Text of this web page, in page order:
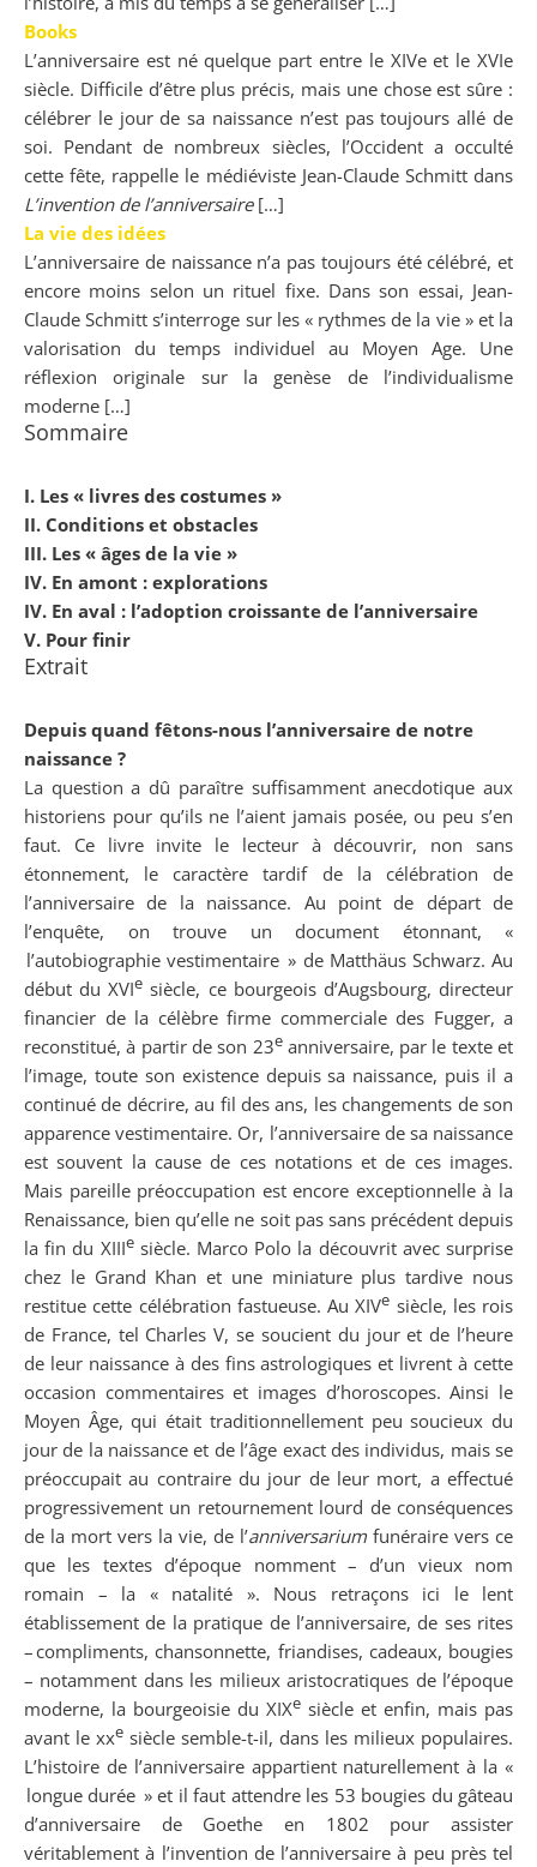
Books
L’anniversaire est né quelque part entre le XIVe et le XVIe
siècle. Difficile d’être plus précis, mais une chose est sûre :
célébrer le jour de sa naissance n’est pas toujours allé de
soi. Pendant de nombreux siècles, l’Occident a occulté
cette fête, rappelle le médiéviste Jean-Claude Schmitt dans
L’invention de l’anniversaire […]
La vie des idées
L’anniversaire de naissance n’a pas toujours été célébré, et
encore moins selon un rituel fixe. Dans son essai, Jean-
Claude Schmitt s’interroge sur les « rythmes de la vie » et la
valorisation du temps individuel au Moyen Age. Une
réflexion originale sur la genèse de l’individualisme
moderne […]
Sommaire
I. Les « livres des costumes »
II. Conditions et obstacles
III. Les « âges de la vie »
IV. En amont : explorations
IV. En aval : l’adoption croissante de l’anniversaire
V. Pour finir
Extrait
Depuis quand fêtons-nous l’anniversaire de notre
naissance ?
La question a dû paraître suffisamment anecdotique aux
historiens pour qu’ils ne l’aient jamais posée, ou peu s’en
faut. Ce livre invite le lecteur à découvrir, non sans
étonnement, le caractère tardif de la célébration de
l’anniversaire de la naissance. Au point de départ de
l’enquête, on trouve un document étonnant, «
l’autobiographie vestimentaire » de Matthäus Schwarz. Au
début du XVIe siècle, ce bourgeois d’Augsbourg, directeur
financier de la célèbre firme commerciale des Fugger, a
reconstitué, à partir de son 23eanniversaire, par le texte et
l’image, toute son existence depuis sa naissance, puis il a
continué de décrire, au fil des ans, les changements de son
apparence vestimentaire. Or, l’anniversaire de sa naissance
est souvent la cause de ces notations et de ces images.
Mais pareille préoccupation est encore exceptionnelle à la
Renaissance, bien qu’elle ne soit pas sans précédent depuis
la fin du XIIIesiècle. Marco Polo la découvrit avec surprise
chez le Grand Khan et une miniature plus tardive nous
restitue cette célébration fastueuse. Au XIVe siècle, les rois
de France, tel Charles V, se soucient du jour et de l’heure
de leur naissance à des fins astrologiques et livrent à cette
occasion commentaires et images d’horoscopes. Ainsi le
Moyen Âge, qui était traditionnellement peu soucieux du
jour de la naissance et de l’âge exact des individus, mais se
préoccupait au contraire du jour de leur mort, a effectué
progressivement un retournement lourd de conséquences
de la mort vers la vie, de l’anniversarium funéraire vers ce
que les textes d’époque nomment – d’un vieux nom
romain – la « natalité ». Nous retraçons ici le lent
établissement de la pratique de l’anniversaire, de ses rites
– compliments, chansonnette, friandises, cadeaux, bougies
– notamment dans les milieux aristocratiques de l’époque
moderne, la bourgeoisie du XIXe siècle et enfin, mais pas
avant le xxe siècle semble-t-il, dans les milieux populaires.
L’histoire de l’anniversaire appartient naturellement à la «
longue durée » et il faut attendre les 53 bougies du gâteau
d’anniversaire de Goethe en 1802 pour assister
véritablement à l’invention de l’anniversaire à peu près tel